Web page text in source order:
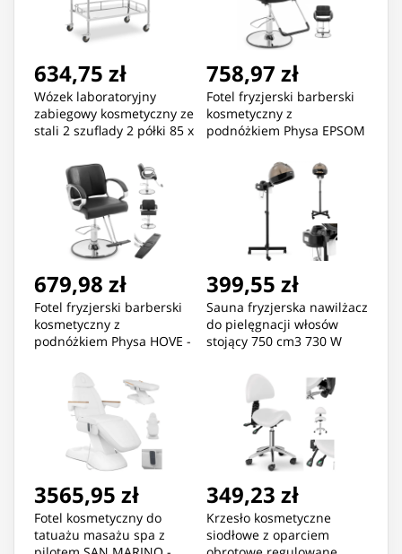
634,75 zł
Wózek laboratoryjny
zabiegowy kosmetyczny ze
stali 2 szuflady 2 półki 85 x
758,97 zł
Fotel fryzjerski barberski
kosmetyczny z
podnóżkiem Physa EPSOM
679,98 zł
Fotel fryzjerski barberski
kosmetyczny z
podnóżkiem Physa HOVE -
399,55 zł
Sauna fryzjerska nawilżacz
do pielęgnacji włosów
stojący 750 cm3 730 W
3565,95 zł
Fotel kosmetyczny do
tatuażu masażu spa z
349,23 zł
Krzesło kosmetyczne
siodłowe z oparciem